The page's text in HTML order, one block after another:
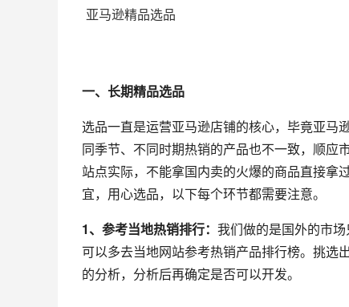
亚马逊精品选品
一、 长期精品选品
选品一直是运营亚马逊店铺的核心，毕竟亚马
同季节、不同时期热销的产品也不一致，顺应
站点实际，不能拿国内卖的火爆的商品直接拿
宜，用心选品，以下每个环节都需要注意。
1、 参考当地热销排行： 我们做的是国外的市
可以多去当地网站参考热销产品排行榜。挑选
的分析，分析后再确定是否可以开发。